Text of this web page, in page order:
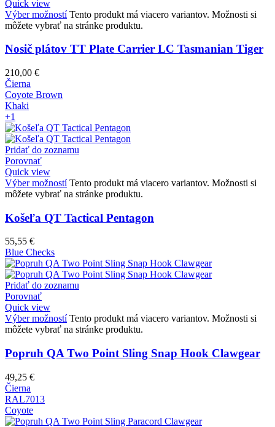
Quick view
Výber možností Tento produkt má viacero variantov. Možnosti si
môžete vybrať na stránke produktu.
Nosič plátov TT Plate Carrier LC Tasmanian Tiger
210,00 €
Čierna
Coyote Brown
Khaki
+1
Pridať do zoznamu
Porovnať
Quick view
Výber možností Tento produkt má viacero variantov. Možnosti si
môžete vybrať na stránke produktu.
Košeľa QT Tactical Pentagon
55,55 €
Blue Checks
Pridať do zoznamu
Porovnať
Quick view
Výber možností Tento produkt má viacero variantov. Možnosti si
môžete vybrať na stránke produktu.
Popruh QA Two Point Sling Snap Hook Clawgear
49,25 €
Čierna
RAL7013
Coyote